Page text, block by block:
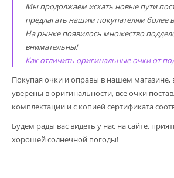
Мы продолжаем искать новые пути
предлагать нашим покупателям более
На рынке появилось множество
внимательны!
Как отличить оригинальные очки от
Покупая очки и оправы в нашем
уверены в оригинальности, все очки
комплектации и с копией сертификата
Будем рады вас видеть у нас на сайте,
хорошей солнечной погоды!